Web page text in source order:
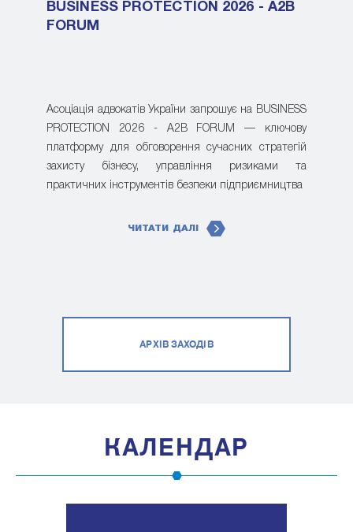
BUSINESS PROTECTION 2026 - A2B
FORUM
Асоціація адвокатів України запрошує на BUSINESS
PROTECTION 2026 - A2B FORUM — ключову
платформу для обговорення сучасних стратегій
захисту бізнесу, управління ризиками та
практичних інструментів безпеки підприємництва
ЧИТАТИ ДАЛІ
АРХІВ ЗАХОДІВ
КАЛЕНДАР